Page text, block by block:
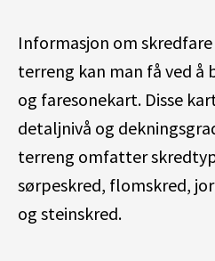
Informasjon om
terreng kan man få ved
og faresonekart. Disse
detaljnivå og
terreng omfatter
sørpeskred, flomskred,
og steinskred.